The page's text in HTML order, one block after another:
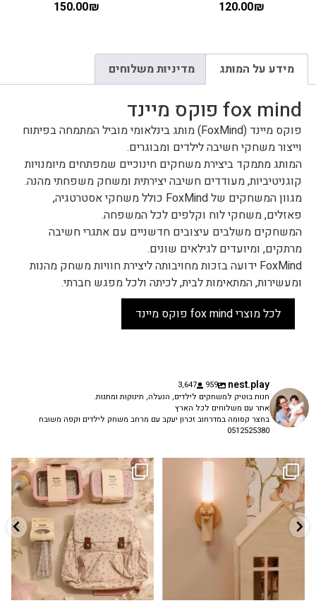
120.00₪
150.00₪
מידע על המותג מדיניות משלוחים
fox mind פוקס מיינד
פוקס מיינד (FoxMind) מותג בינלאומי מוביל המתמחה בפיתוח
וייצור משחקי חשיבה לילדים ומבוגרים.
המותג מתמקד ביצירת משחקים חינוכיים שמפתחים מיומנויות
קוגניטיביות, מעודדים חשיבה יצירתית ומשחק משפחתי מהנה.
מגוון המשחקים של FoxMind כולל משחקי אסטרטגיה,
פאזלים, משחקי לוח וקלפים לכל המשפחה.
המשחקים משלבים עיצובים חדשניים עם אתגרי חשיבה
מרתקים, ומיועדים לגילאים שונים.
FoxMind ידועה בזכות מחויבותה ליצירת חוויות משחק מהנות
ומעשירות, המתאימות לבית, לכיתה ולכל מפגש חברתי.
לכל מוצרי fox mind פוקס מיינד
nest.play
959
3,647
חנות בוטיק למשחקים לילדים, הנעלה, תינוקות ומתנות.
אתר עם משלוחים לכל הארץ
בחצר קסומה במדרחוב זכרון יעקב עם מרחב משחק לילדים וקפה משובח
0512525380
✨ חוזרים למסגרת בסטייל! ✨
הקולקציה החדשה...
9 4
גם פריט עיצובי לחדר, גם מנורת לילה
...
3 0